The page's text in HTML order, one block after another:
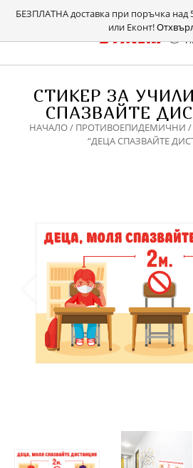
БЕЗПЛАТНА доставка при поръчка над
или Еконт!
СТИКЕР ЗА
СПАЗВАЙТЕ
НАЧАЛО/ ПРОТИВОЕПИДЕМИЧНИ /
“ДЕЦА СПАЗВАЙТЕ